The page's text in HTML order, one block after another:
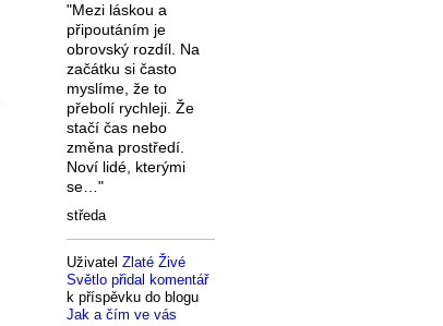
"Mezi láskou a
připoutáním je
obrovský rozdíl. Na
začátku si často
myslíme, že to
přebolí rychleji. Že
stačí čas nebo
změna prostředí.
Noví lidé, kterými
se…"
středa
Uživatel Zlaté Živé
Světlo přidal komentář
k příspěvku do blogu
Jak a čím ve vás